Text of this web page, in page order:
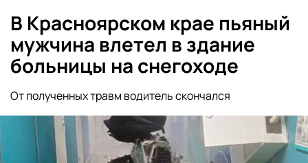
В Красноярском крае пьяный
мужчина влетел в здание
больницы на снегоходе
От полученных травм водитель скончался